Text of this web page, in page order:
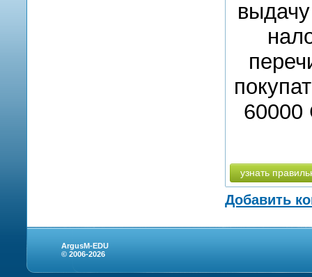
60000
узнать
Добавить
ArgusM-EDU
© 2006-2026